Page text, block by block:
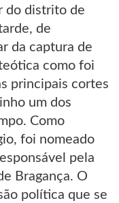
do distrito de
de
da captura de
como foi
principais cortes
um dos
Como
foi nomeado
pela
Bragança. O
política que se